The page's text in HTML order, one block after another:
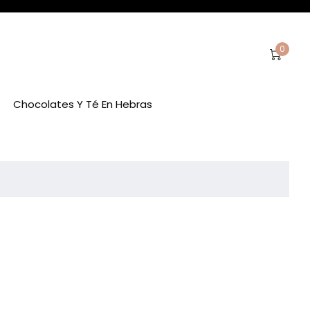
0
Chocolates Y Té En Hebras